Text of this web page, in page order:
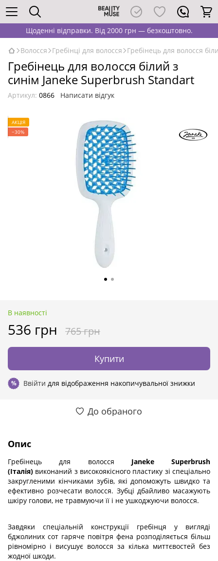
Щоденні відправки. Від 2000 грн — безкоштовно.
Волосся Гребінці для волосся Гребінець для волосся
Гребінець для волосся білий з
синім Janeke Superbrush Standart
Артикул: 0866 Написати відгук
АКЦІЯ
−30%
В наявності
536 грн 765 грн
Купити
% Ввійти для відображення накопичувальної знижки
До обраного
Опис
Гребінець для волосся Janeke Superbrush
(Італія) виконаний з високоякісного пластику зі спеціально
закругленими кінчиками зубів, які допоможуть швидко та
ефективно розчесати волосся. Зубці дбайливо масажують
шкіру голови, не травмуючи її і не ушкоджуючи волосся.
Завдяки спеціальній конструкції гребінця у вигляді
бджолиних сот гаряче повітря фена розподіляється більш
рівномірно і висушує волосся за кілька миттєвостей без
жодної шкоди.